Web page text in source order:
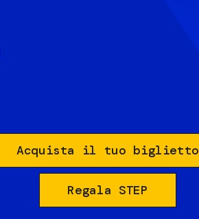
Acquista il tuo biglietto
Regala STEP